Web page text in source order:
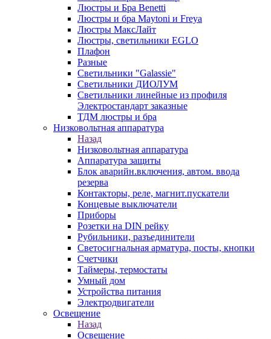
Люстры и Бра Benetti
Люстры и бра Maytoni и Freya
Люстры МаксЛайт
Люстры, светильники EGLO
Плафон
Разные
Светильники "Galassie"
Светильники ДИОЛУМ
Светильники линейные из профиля
Электростандарт заказные
ТДМ люстры и бра
Низковольтная аппаратура
Назад
Низковольтная аппаратура
Аппаратура защиты
Блок аварийн.включения, автом. ввода
резерва
Контакторы, реле, магнит.пускатели
Концевые выключатели
Приборы
Розетки на DIN рейку
Рубильники, разъединители
Светосигнальная арматура, посты, кнопки
Счетчики
Таймеры, термостаты
Умный дом
Устройства питания
Электродвигатели
Освещение
Назад
Освещение